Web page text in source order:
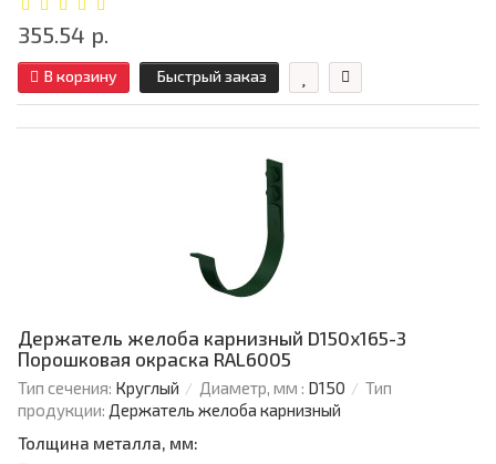
355.54 р.
В корзину Быстрый заказ
Держатель желоба карнизный D150х165-3
Порошковая окраска RAL6005
Тип сечения: Круглый Диаметр, мм : D150
Тип
продукции: Держатель желоба карнизный
Толщина металла, мм: